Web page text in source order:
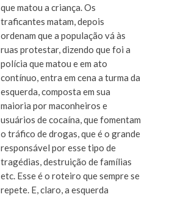
que matou a criança. Os
traficantes matam, depois
ordenam que a população vá às
ruas protestar, dizendo que foi a
polícia que matou e em ato
contínuo, entra em cena a turma da
esquerda, composta em sua
maioria por maconheiros e
usuários de cocaína, que fomentam
o tráfico de drogas, que é o grande
responsável por esse tipo de
tragédias, destruição de famílias
etc. Esse é o roteiro que sempre se
repete. E, claro, a esquerda